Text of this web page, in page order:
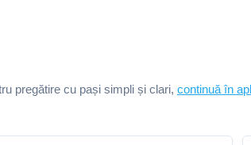
pregătire cu pași simpli și clari, continuă în